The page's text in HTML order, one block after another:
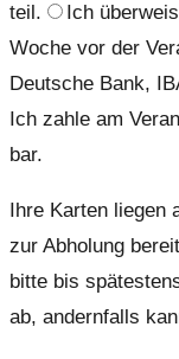
teil.
Ich
Woche vor der
Deutsche Bank,
Ich zahle am
bar.
Ihre Karten liegen
zur Abholung
bitte bis
ab, andernfalls